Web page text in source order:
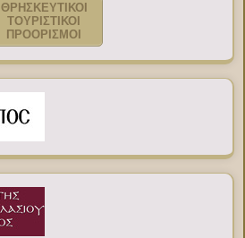
ΘΡΗΣΚΕΥΤΙΚΟΙ
ΤΟΥΡΙΣΤΙΚΟΙ
ΠΡΟΟΡΙΣΜΟΙ